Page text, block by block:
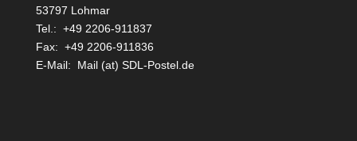
53797 Lohmar
Tel.: +49 2206-911837
Fax: +49 2206-911836
E-Mail: Mail (at) SDL-Postel.de